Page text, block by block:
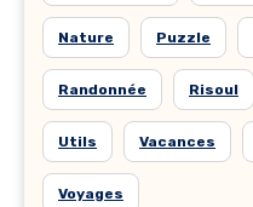
Nature Puzzle
Randonnée Risoul
Utils Vacances
Voyages